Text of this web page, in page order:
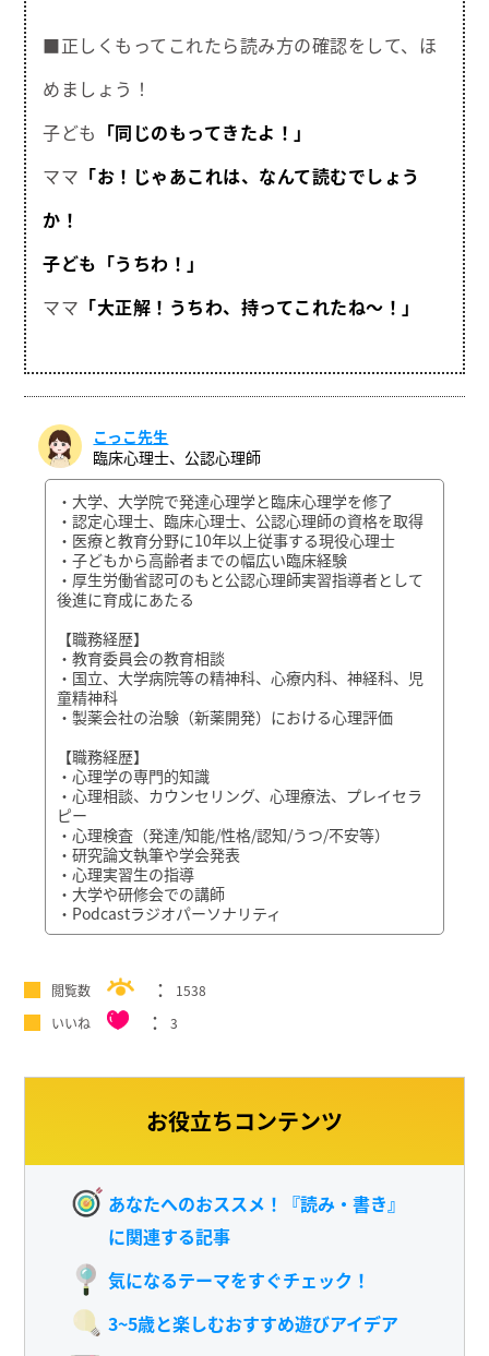
■正しくもってこれたら読み方の確認をして、ほ
めましょう！
子ども 「同じのもってきたよ！」
ママ 「お！じゃあこれは、なんて読むでしょう
か！
子ども「うちわ！」
ママ 「大正解！うちわ、持ってこれたね～！」
こっこ先生
臨床心理士、公認心理師
・大学、大学院で発達心理学と臨床心理学を修了
・認定心理士、臨床心理士、公認心理師の資格を取得
・医療と教育分野に10年以上従事する現役心理士
・子どもから高齢者までの幅広い臨床経験
・厚生労働省認可のもと公認心理師実習指導者として
後進に育成にあたる
【職務経歴】
・教育委員会の教育相談
・国立、大学病院等の精神科、心療内科、神経科、児
童精神科
・製薬会社の治験（新薬開発）における心理評価
【職務経歴】
・心理学の専門的知識
・心理相談、カウンセリング、心理療法、プレイセラ
ピー
・心理検査（発達/知能/性格/認知/うつ/不安等）
・研究論文執筆や学会発表
・心理実習生の指導
・大学や研修会での講師
・Podcastラジオパーソナリティ
閲覧数
1538
いいね
3
お役立ちコンテンツ
あなたへのおススメ！『読み・書き』
に関連する記事
気になるテーマをすぐチェック！
3~5歳と楽しむおすすめ遊びアイデア